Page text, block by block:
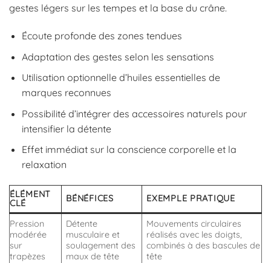
gestes légers sur les tempes et la base du crâne.
Écoute profonde des zones tendues
Adaptation des gestes selon les sensations
Utilisation optionnelle d’huiles essentielles de
marques reconnues
Possibilité d’intégrer des accessoires naturels pour
intensifier la détente
Effet immédiat sur la conscience corporelle et la
relaxation
ÉLÉMENT
CLÉ
BÉNÉFICES EXEMPLE PRATIQUE
Pression
modérée
sur
trapèzes
Détente
musculaire et
soulagement des
maux de tête
Mouvements circulaires
réalisés avec les doigts,
combinés à des bascules de
tête